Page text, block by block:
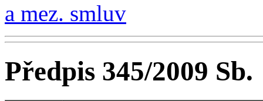
a mez. smluv
Předpis 345/2009 Sb.